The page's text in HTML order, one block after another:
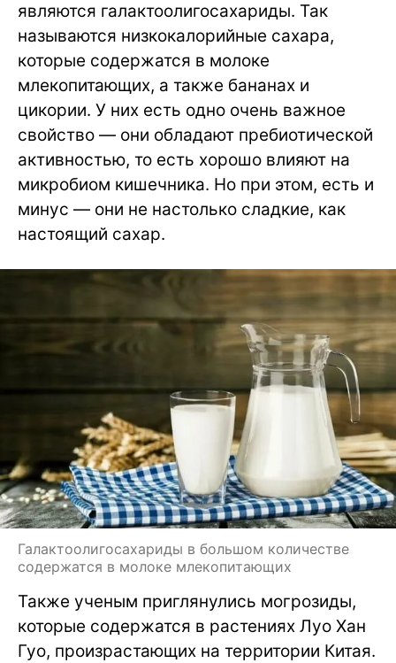
являются галактоолигосахариды. Так
называются низкокалорийные сахара,
которые содержатся в молоке
млекопитающих, а также бананах и
цикории. У них есть одно очень важное
свойство — они обладают пребиотической
активностью, то есть хорошо влияют на
микробиом кишечника. Но при этом, есть и
минус — они не настолько сладкие, как
настоящий сахар.
Галактоолигосахариды в большом количестве
содержатся в молоке млекопитающих
Также ученым приглянулись могрозиды,
которые содержатся в растениях Луо Хан
Гуо, произрастающих на территории Китая.